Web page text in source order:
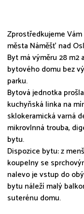
Zprostředkujeme
města Náměšť nad
Byt má výměru 28
bytového domu bez
parku.
Bytová jednotka
kuchyňská linka na
sklokeramická varná
mikrovlnná trouba,
bytu.
Dispozice bytu: z
koupelny se
nalevo je vstup do
bytu náleží malý
suterénu domu.